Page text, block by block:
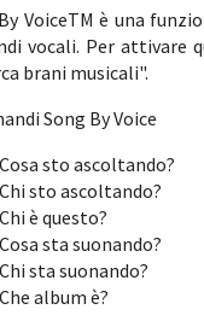
VoiceTM è una
vocali. Per attivare
brani musicali".
Song By Voice
Cosa sto ascoltando?
Chi sto ascoltando?
Chi è questo?
Cosa sta suonando?
Chi sta suonando?
Che album è?